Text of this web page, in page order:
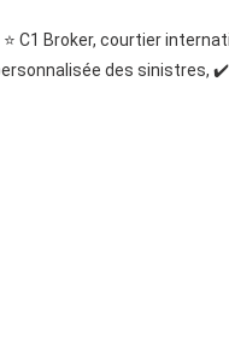
C1 Broker, courtier
des sinistres,